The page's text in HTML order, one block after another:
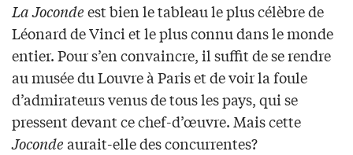
La Jocondeest bien le tableau le plus célèbre de
Léonard de Vinci et le plus connu dans le monde
entier. Pour s’en convaincre, il suffit de se rendre
au musée du Louvre à Paris et de voir la foule
d’admirateurs venus de tous les pays, qui se
pressent devant ce chef-d’œuvre. Mais cette
Jocondeaurait-elle des concurrentes?